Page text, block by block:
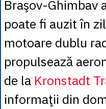
Braşov-Ghimbav
poate fi auzit în
motoare dublu
propulsează
de la Kronstadt
informaţii din